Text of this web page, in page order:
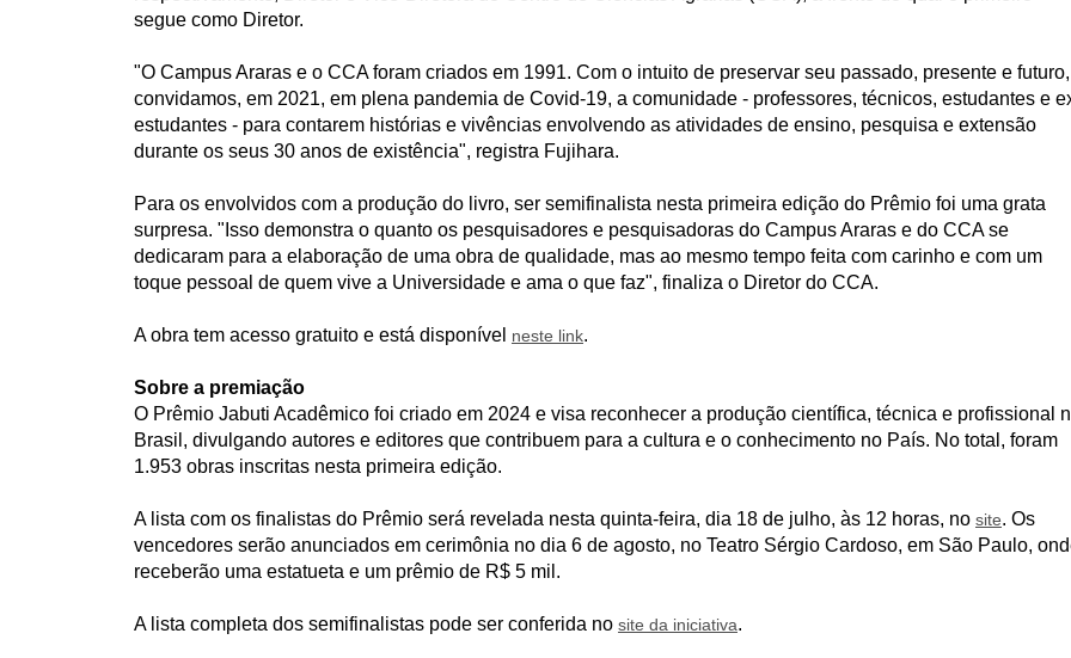
segue como Diretor.
"O Campus Araras e o CCA foram criados em 1991. Com o intuito de preservar seu passado, presente e futuro,
convidamos, em 2021, em plena pandemia de Covid-19, a comunidade - professores, técnicos, estudantes e
estudantes - para contarem histórias e vivências envolvendo as atividades de ensino, pesquisa e extensão
durante os seus 30 anos de existência", registra Fujihara.
Para os envolvidos com a produção do livro, ser semifinalista nesta primeira edição do Prêmio foi uma grata
surpresa. "Isso demonstra o quanto os pesquisadores e pesquisadoras do Campus Araras e do CCA se
dedicaram para a elaboração de uma obra de qualidade, mas ao mesmo tempo feita com carinho e com um
toque pessoal de quem vive a Universidade e ama o que faz", finaliza o Diretor do CCA.
A obra tem acesso gratuito e está disponível neste link.
Sobre a premiação
O Prêmio Jabuti Acadêmico foi criado em 2024 e visa reconhecer a produção científica, técnica e profissional
Brasil, divulgando autores e editores que contribuem para a cultura e o conhecimento no País. No total, foram
1.953 obras inscritas nesta primeira edição.
A lista com os finalistas do Prêmio será revelada nesta quinta-feira, dia 18 de julho, às 12 horas, no site. Os
vencedores serão anunciados em cerimônia no dia 6 de agosto, no Teatro Sérgio Cardoso, em São Paulo,
receberão uma estatueta e um prêmio de R$ 5 mil.
A lista completa dos semifinalistas pode ser conferida no site da iniciativa.